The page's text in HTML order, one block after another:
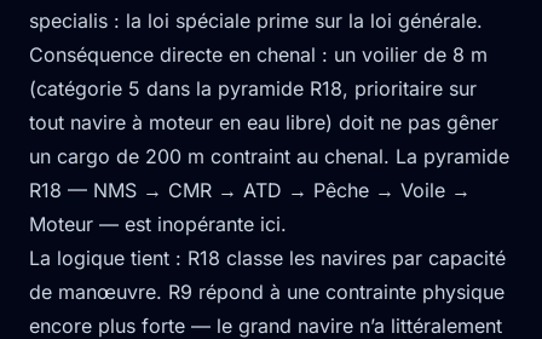
specialis : la loi spéciale prime sur la loi générale.
Conséquence directe en chenal : un voilier de 8 m
(catégorie 5 dans la pyramide R18, prioritaire sur
tout navire à moteur en eau libre) doit ne pas gêner
un cargo de 200 m contraint au chenal. La pyramide
R18 — NMS → CMR → ATD → Pêche → Voile →
Moteur — est inopérante ici.
La logique tient : R18 classe les navires par capacité
de manœuvre. R9 répond à une contrainte physique
encore plus forte — le grand navire n’a littéralement